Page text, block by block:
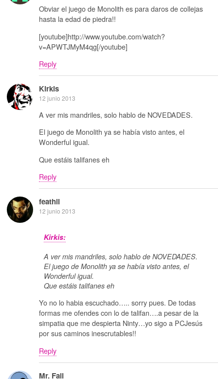
Obviar el juego de Monolith es para daros de collejas
hasta la edad de piedra!!
[youtube]http://www.youtube.com/watch?
v=APWTJMyM4qg[/youtube]
Reply
Kirkis
12 junio 2013
A ver mis mandriles, solo hablo de NOVEDADES.
El juego de Monolith ya se había visto antes, el
Wonderful igual.
Que estáis talifanes eh
Reply
feathil
12 junio 2013
Kirkis:
A ver mis mandriles, solo hablo de NOVEDADES.
El juego de Monolith ya se había visto antes, el
Wonderful igual.
Que estáis talifanes eh
Yo no lo habia escuchado….. sorry pues. De todas
formas me ofendes con lo de talifan….a pesar de la
simpatia que me despierta Ninty…yo sigo a PCJesús
por sus caminos inescrutables!!
Reply
Mr. Fail